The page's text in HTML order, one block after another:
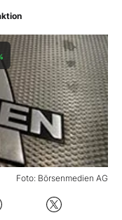
Foto: Börsenmedien AG